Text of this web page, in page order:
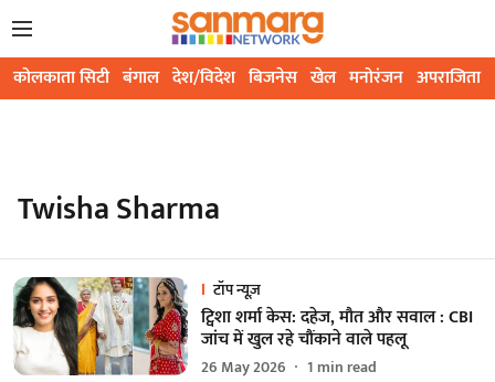
कोलकाता सिटी बंगाल देश/विदेश बिजनेस खेल मनोरंजन अपराजिता
Twisha Sharma
टॉप न्यूज़
ट्विशा शर्मा केस: दहेज, मौत और सवाल : CBI
जांच में खुल रहे चौंकाने वाले पहलू
26 May 2026 1 min read